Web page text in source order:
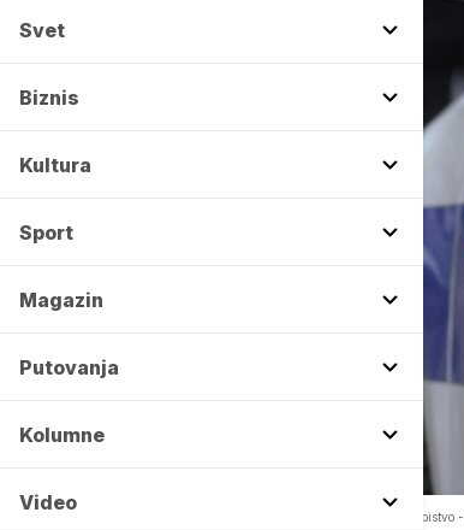
Svet
Biznis
Kultura
Sport
Magazin
Putovanja
Kolumne
Video
U stanu u Čačku pronađeno telo muškarca: Sumnja se na ubistvo -